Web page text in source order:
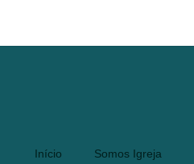
Início Somos Igreja